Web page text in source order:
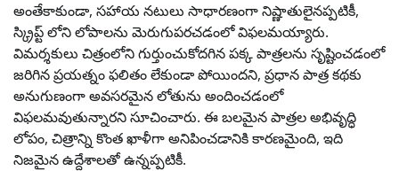
అంతేకాకుండా, సహాయ నటులు సాధారణంగా నిష్ణాతులైనప్పటికీ,
స్క్రిప్ట్ లోని లోపాలను మెరుగుపరచడంలో విఫలమయ్యారు.
విమర్శకులు చిత్రంలోని గుర్తుంచుకోదగిన పక్క పాత్రలను సృష్టించడంలో
జరిగిన ప్రయత్నం ఫలితం లేకుండా పోయిందని, ప్రధాన పాత్ర కథకు
అనుగుణంగా అవసరమైన లోతును అందించడంలో
విఫలమవుతున్నారని సూచించారు. ఈ బలమైన పాత్రల అభివృద్ధి
లోపం, చిత్రాన్ని కొంత ఖాళీగా అనిపించడానికి కారణమైంది, ఇది
నిజమైన ఉద్దేశాలతో ఉన్నప్పటికీ.